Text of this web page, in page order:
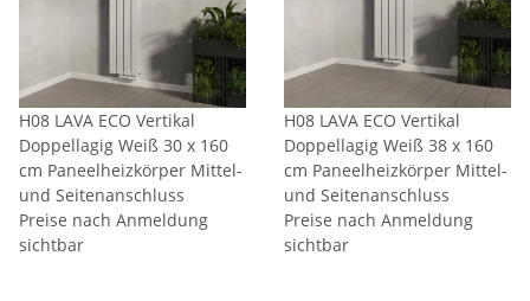
H08 LAVA ECO Vertikal
Doppellagig Weiß 30 x 160
cm Paneelheizkörper Mittel-
und Seitenanschluss
Preise nach Anmeldung
sichtbar
H08 LAVA ECO Vertikal
Doppellagig Weiß 38 x 160
cm Paneelheizkörper Mittel-
und Seitenanschluss
Preise nach Anmeldung
sichtbar